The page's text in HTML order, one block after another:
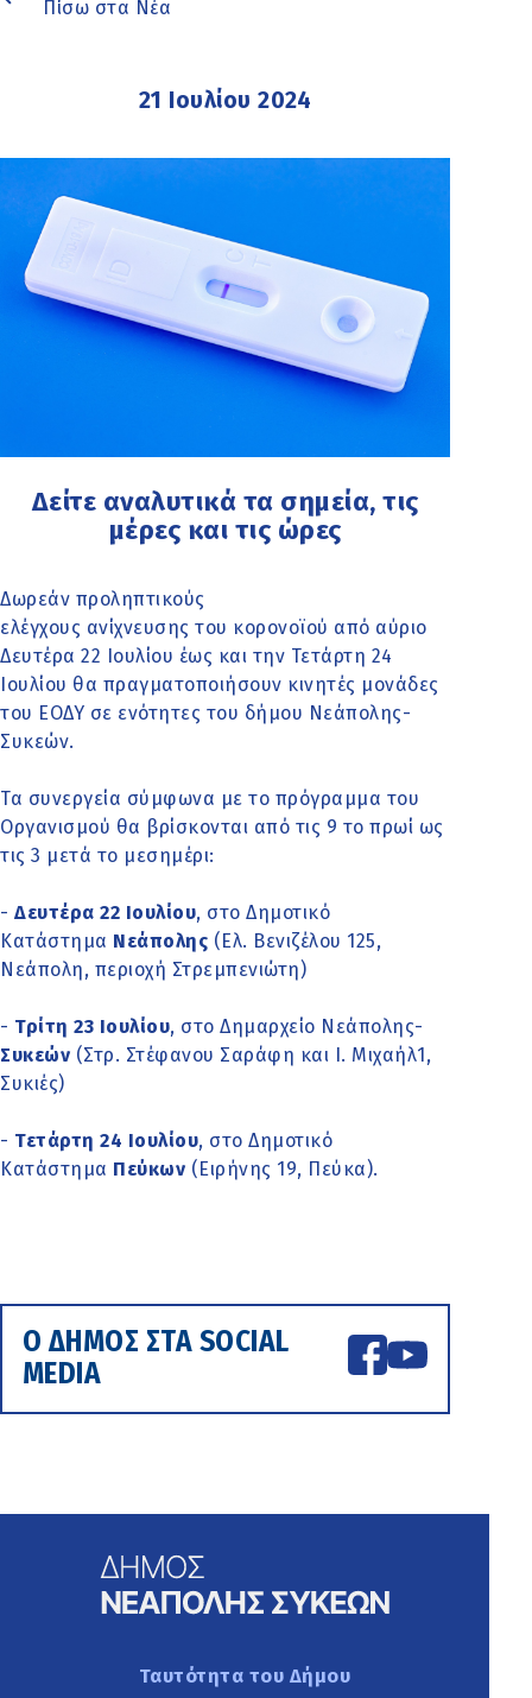
Πίσω στα Νέα
21 Ιουλίου 2024
Δείτε αναλυτικά τα σημεία, τις
μέρες και τις ώρες
Δωρεάν προληπτικούς
ελέγχους ανίχνευσης του κορονοϊού από αύριο
Δευτέρα 22 Ιουλίου έως και την Τετάρτη 24
Ιουλίου θα πραγματοποιήσουν κινητές μονάδες
του ΕΟΔΥ σε ενότητες του δήμου Νεάπολης-
Συκεών.
Τα συνεργεία σύμφωνα με το πρόγραμμα του
Οργανισμού θα βρίσκονται από τις 9 το πρωί ως
τις 3 μετά το μεσημέρι:
- Δευτέρα 22 Ιουλίου, στο Δημοτικό
Κατάστημα Νεάπολης (Ελ. Βενιζέλου 125,
Νεάπολη, περιοχή Στρεμπενιώτη)
- Τρίτη 23 Ιουλίου, στο Δημαρχείο Νεάπολης-
Συκεών (Στρ. Στέφανου Σαράφη και Ι. Μιχαήλ1,
Συκιές)
- Τετάρτη 24 Ιουλίου, στο Δημοτικό
Κατάστημα Πεύκων (Ειρήνης 19, Πεύκα).
Ο ΔΗΜΟΣ ΣΤΑ SOCIAL
MEDIA
Ταυτότητα του Δήμου